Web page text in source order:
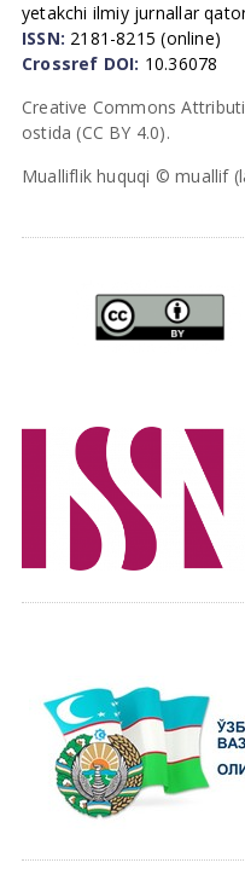
yetakchi ilmiy jurnallar
ISSN: 2181-8215 (online)
Crossref DOI: 10.36078
Creative Commons
ostida (CC BY 4.0).
Mualliflik huquqi © muallif